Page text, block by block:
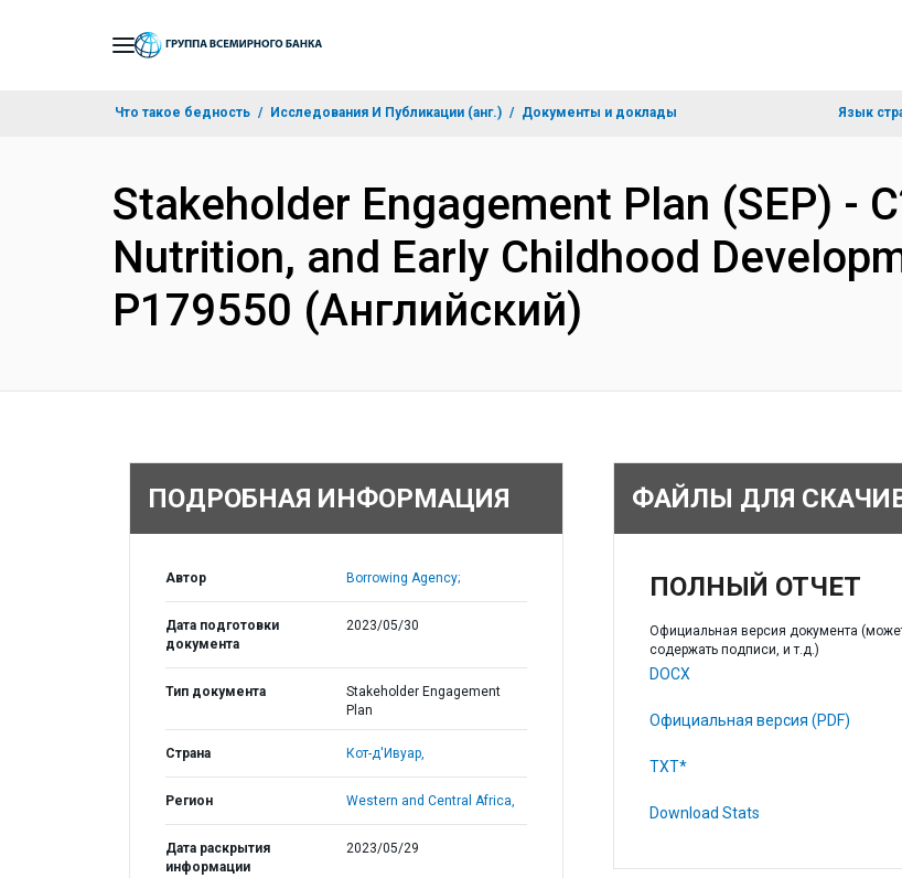
Что такое бедность Исследования И Публикации (анг.) Документы и доклады Язык
Stakeholder Engagement Plan (SEP) -
Nutrition, and Early Childhood
P179550 (Английский)
ПОДРОБНАЯ ИНФОРМАЦИЯ
Автор Borrowing Agency;
Дата подготовки
документа
2023/05/30
Тип документа
Stakeholder Engagement
Plan
Страна Кот-д'Ивуар,
Регион Western and Central Africa,
Дата раскрытия
информации
2023/05/29
ФАЙЛЫ ДЛЯ
ПОЛНЫЙ ОТЧЕТ
Официальная версия документа
содержать подписи, и т.д.)
DOCX
Официальная версия (PDF)
TXT*
Download Stats